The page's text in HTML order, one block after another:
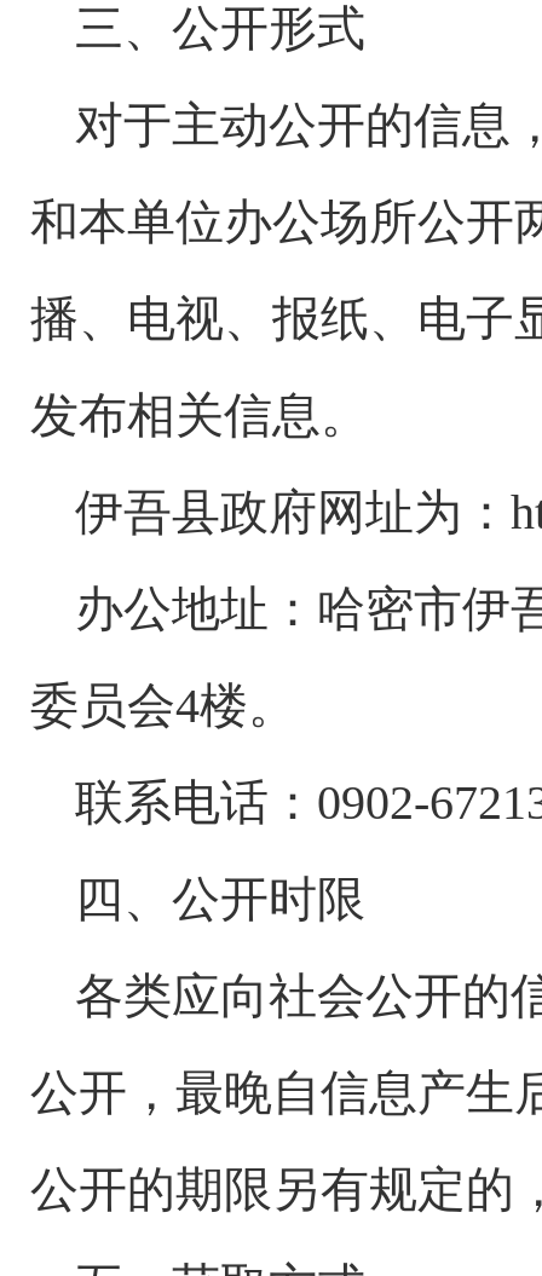
三、公开形式
对于主动公开的信息
和本单位办公场所公开
播、电视、报纸、电子
发布相关信息。
伊吾县政府网址为：
办公地址：哈密市伊
委员会4楼。
联系电话： 0902-
四、公开时限
各类应向社会公开的
公开，最晚自信息产生
公开的期限另有规定的